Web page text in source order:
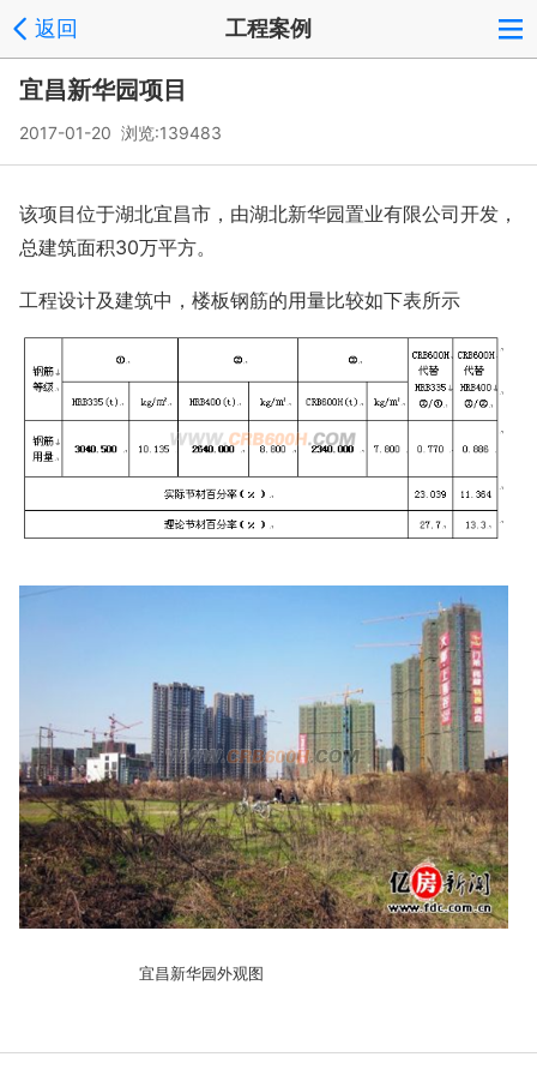
返回 工程案例
宜昌新华园项目
2017-01-20 浏览:139483
该项目位于湖北宜昌市，由湖北新华园置业有限公司开发，
总建筑面积30万平方。
工程设计及建筑中，楼板钢筋的用量比较如下表所示
宜昌新华园外观图